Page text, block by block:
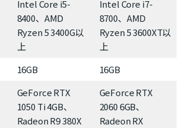
Intel Core i5-
8400、AMD
Ryzen 5 3400G以
上
Intel Core i7-
8700、AMD
Ryzen 5 3600XT以
上
16GB
16GB
GeForce RTX
1050 Ti 4GB、
Radeon R9 380X
GeForce RTX
2060 6GB、
Radeon RX